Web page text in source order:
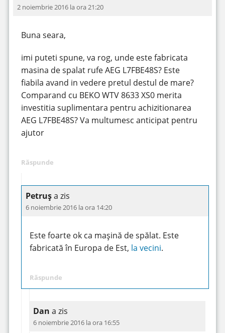
2 noiembrie 2016 la ora 21:20
Buna seara,
imi puteti spune, va rog, unde este fabricata
masina de spalat rufe AEG L7FBE48S? Este
fiabila avand in vedere pretul destul de mare?
Comparand cu BEKO WTV 8633 XS0 merita
investitia suplimentara pentru achizitionarea
AEG L7FBE48S? Va multumesc anticipat pentru
ajutor
Răspunde
Petrușa zis
6 noiembrie 2016 la ora 14:20
Este foarte ok ca mașină de spălat. Este
fabricată în Europa de Est, la vecini.
Răspunde
Dan a zis
6 noiembrie 2016 la ora 16:55